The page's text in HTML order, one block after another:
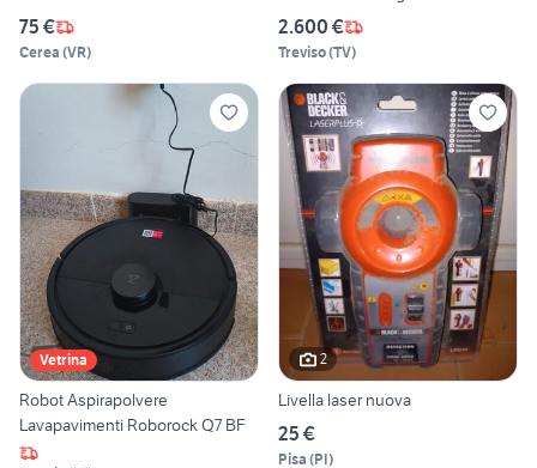
75 €
Cerea (VR)
2.600 €
Treviso(TV)
Vetrina
Robot Aspirapolvere
Lavapavimenti Roborock Q7 BF
2
Livella laser nuova
25 €
Pisa (PI)